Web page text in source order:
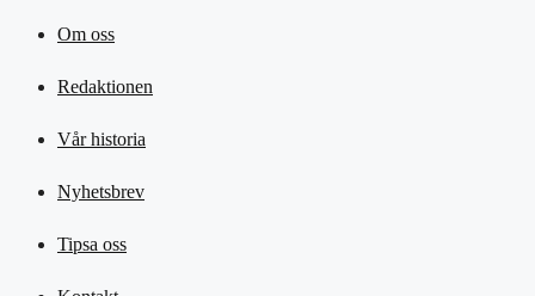
Om oss
Redaktionen
Vår historia
Nyhetsbrev
Tipsa oss